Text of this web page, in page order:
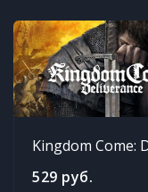
529 руб.